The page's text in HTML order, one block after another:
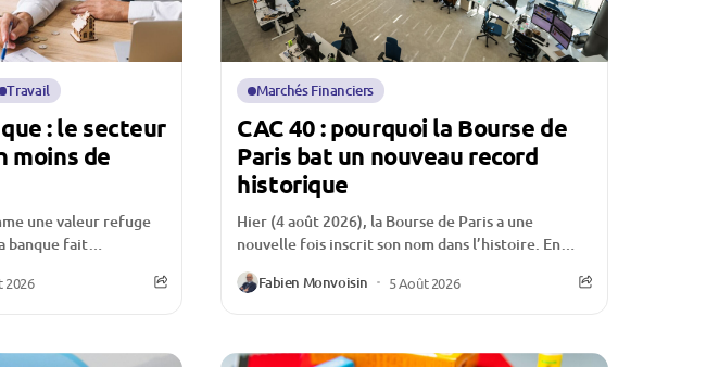
Travail
: le secteur
moins de
une valeur refuge
banque fait
d’attractivité qui
2026
Marchés Financiers
CAC 40 : pourquoi la Bourse de
Paris bat un nouveau record
historique
Hier (4 août 2026), la Bourse de Paris a une
nouvelle fois inscrit son nom dans l’histoire. En
franchissant un nouveau sommet historique,...
Fabien Monvoisin 5 Août 2026